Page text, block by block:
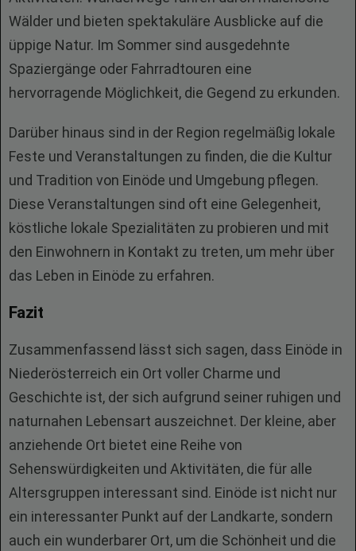
Wälder und bieten spektakuläre Ausblicke auf die
üppige Natur. Im Sommer sind ausgedehnte
Spaziergänge oder Fahrradtouren eine
hervorragende Möglichkeit, die Gegend zu erkunden.
Darüber hinaus sind in der Region regelmäßig lokale
Feste und Veranstaltungen zu finden, die die Kultur
und Tradition von Einöde und Umgebung pflegen.
Diese Veranstaltungen sind oft eine Gelegenheit,
köstliche lokale Spezialitäten zu probieren und mit
den Einwohnern in Kontakt zu treten, um mehr über
das Leben in Einöde zu erfahren.
Fazit
Zusammenfassend lässt sich sagen, dass Einöde in
Niederösterreich ein Ort voller Charme und
Geschichte ist, der sich aufgrund seiner ruhigen und
naturnahen Lebensart auszeichnet. Der kleine, aber
anziehende Ort bietet eine Reihe von
Sehenswürdigkeiten und Aktivitäten, die für alle
Altersgruppen interessant sind. Einöde ist nicht nur
ein interessanter Punkt auf der Landkarte, sondern
auch ein wunderbarer Ort, um die Schönheit und die